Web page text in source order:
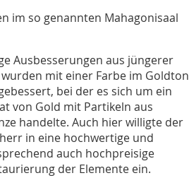
im so genannten Mahagonisaal
Ausbesserungen aus jüngerer
mit einer Farbe im Goldton
bei der es sich um ein
von Gold mit Partikeln aus
handelte. Auch hier willigte der
in eine hochwertige und
auch hochpreisige
der Elemente ein.